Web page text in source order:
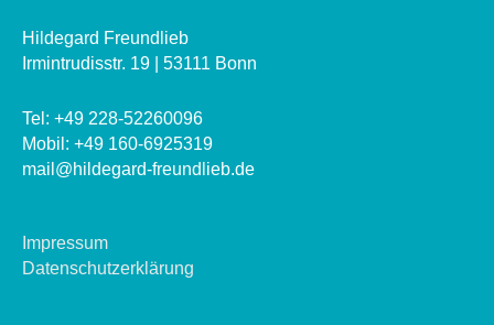
Hildegard Freundlieb
Irmintrudisstr. 19 | 53111 Bonn
Tel: +49 228-52260096
Mobil: +49 160-6925319
mail@hildegard-freundlieb.de
Impressum
Datenschutzerklärung